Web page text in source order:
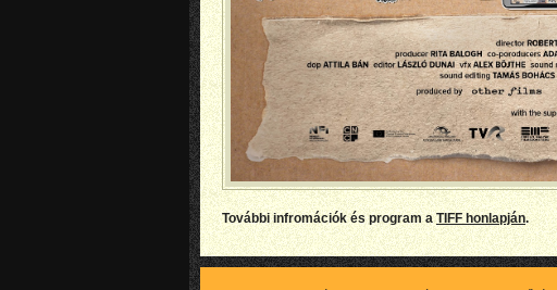
További infromációk és program aTIFF honlapján.